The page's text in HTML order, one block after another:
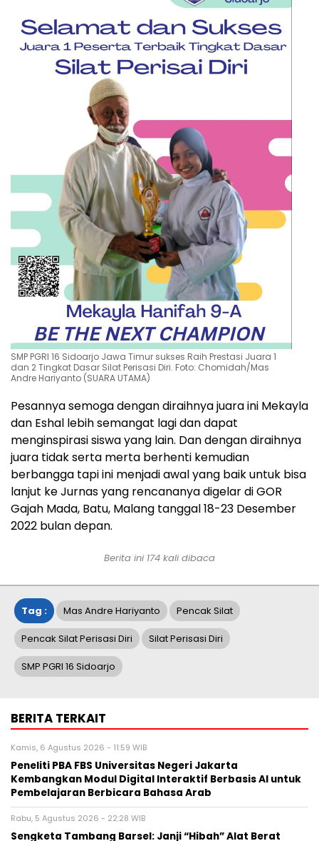
SMP PGRI 16 Sidoarjo Jawa Timur sukses Raih Prestasi Juara 1
dan 2 Tingkat Dasar Silat Perisasi Diri. Foto: Chomidah/Mas
Andre Hariyanto (SUARA UTAMA)
Pesannya semoga dengan diraihnya juara ini Mekayla
dan Eshal lebih semangat lagi dan dapat
menginspirasi siswa yang lain. Dan dengan diraihnya
juara tidak serta merta berhenti kemudian
berbangga tapi ini menjadi awal yang baik untuk bisa
lanjut ke Jurnas yang rencananya digelar di GOR
Gajah Mada, Batu, Malang tanggal 18-23 Desember
2022 bulan depan.
Berita ini 174 kali dibaca
Tag : Mas Andre Hariyanto Pencak Silat
Pencak Silat Perisasi Diri Silat Perisasi Diri
SMP PGRI 16 Sidoarjo
BERITA TERKAIT
Kamis, 6 Agustus 2026 - 11:59 WIB
Peneliti PBA FBS Universitas Negeri Jakarta
Kembangkan Modul Digital Interaktif Berbasis AI untuk
Pembelajaran Berbicara Bahasa Arab
Rabu, 5 Agustus 2026 - 22:28 WIB
Sengketa Tambang Barsel: Janji “Hibah” Alat Berat